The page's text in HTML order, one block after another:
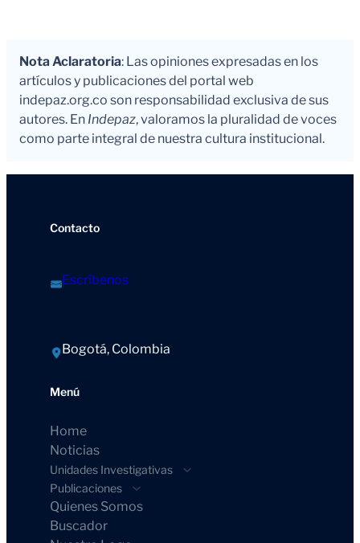
Nota Aclaratoria: Las opiniones expresadas en los
artículos y publicaciones del portal web
indepaz.org.co son responsabilidad exclusiva de sus
autores. En Indepaz, valoramos la pluralidad de voces
como parte integral de nuestra cultura institucional.
Contacto
Escríbenos
Bogotá, Colombia
Menú
Home
Noticias
Unidades Investigativas
Publicaciones
Quienes Somos
Buscador